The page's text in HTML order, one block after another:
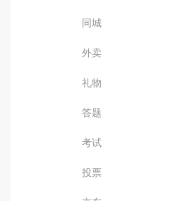
同城
外卖
礼物
答题
考试
投票